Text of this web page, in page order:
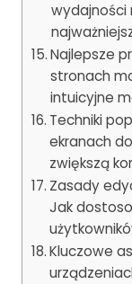
wydajności
Najlepsze
stronach
intuicyjne
Techniki
ekranach
zwiększą
Zasady
Jak
Kluczowe